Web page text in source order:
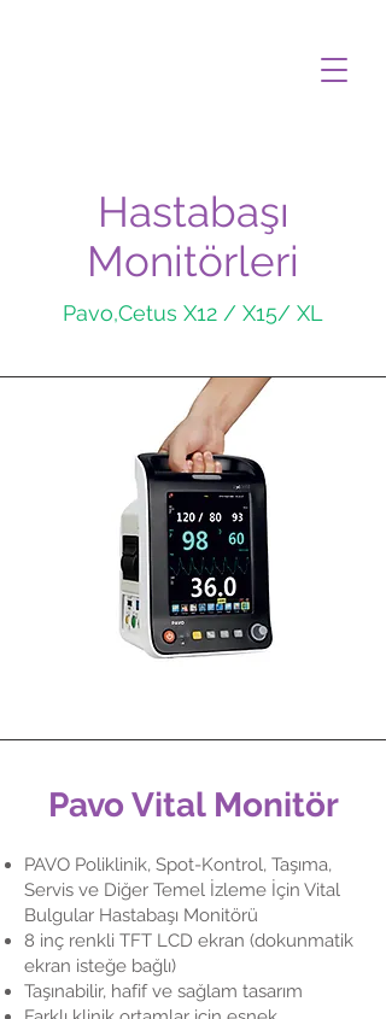
Hastabaşı
Monitörleri
Pavo,Cetus X12 / X15/ XL
Pavo Vital Monitör
PAVO Poliklinik, Spot-Kontrol, Taşıma,
Servis ve Diğer Temel İzleme İçin Vital
Bulgular Hastabaşı Monitörü
8 inç renkli TFT LCD ekran (dokunmatik
ekran isteğe bağlı)
Taşınabilir, hafif ve sağlam tasarım